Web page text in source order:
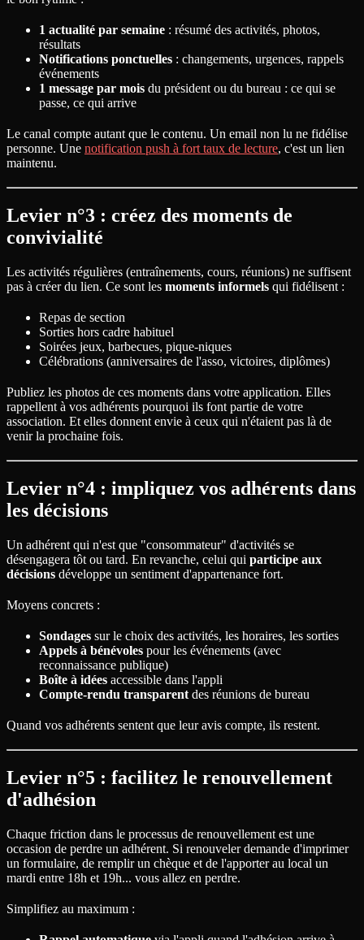
1 actualité par semaine : résumé des activités, photos,
résultats
Notifications ponctuelles : changements, urgences, rappels
événements
1 message par mois du président ou du bureau : ce qui se
passe, ce qui arrive
Le canal compte autant que le contenu. Un email non lu ne fidélise
personne. Une notification push à fort taux de lecture, c'est un lien
maintenu.
Levier n°3 : créez des moments de
convivialité
Les activités régulières (entraînements, cours, réunions) ne suffisent
pas à créer du lien. Ce sont les moments informels qui fidélisent :
Repas de section
Sorties hors cadre habituel
Soirées jeux, barbecues, pique-niques
Célébrations (anniversaires de l'asso, victoires, diplômes)
Publiez les photos de ces moments dans votre application. Elles
rappellent à vos adhérents pourquoi ils font partie de votre
association. Et elles donnent envie à ceux qui n'étaient pas là de
venir la prochaine fois.
Levier n°4 : impliquez vos adhérents dans
les décisions
Un adhérent qui n'est que "consommateur" d'activités se
désengagera tôt ou tard. En revanche, celui qui participe aux
décisions développe un sentiment d'appartenance fort.
Moyens concrets :
Sondages sur le choix des activités, les horaires, les sorties
Appels à bénévoles pour les événements (avec
reconnaissance publique)
Boîte à idées accessible dans l'appli
Compte-rendu transparent des réunions de bureau
Quand vos adhérents sentent que leur avis compte, ils restent.
Levier n°5 : facilitez le renouvellement
d'adhésion
Chaque friction dans le processus de renouvellement est une
occasion de perdre un adhérent. Si renouveler demande d'imprimer
un formulaire, de remplir un chèque et de l'apporter au local un
mardi entre 18h et 19h... vous allez en perdre.
Simplifiez au maximum :